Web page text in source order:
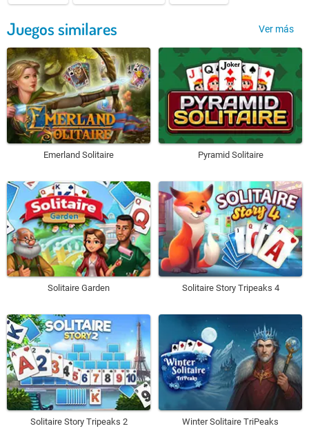
Juegos similares Ver más
Emerland Solitaire Pyramid Solitaire
Solitaire Garden Solitaire Story Tripeaks 4
Solitaire Story Tripeaks 2 Winter Solitaire TriPeaks